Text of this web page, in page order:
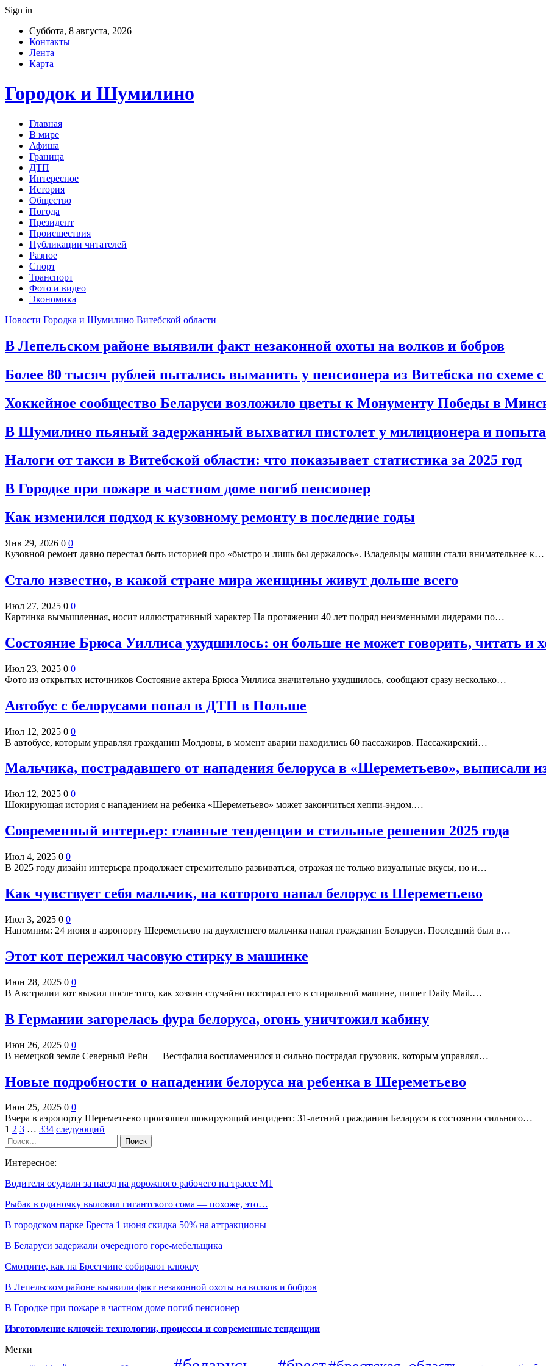
Sign in
Суббота, 8 августа, 2026
Контакты
Лента
Карта
Городок и Шумилино
Главная
В мире
Афиша
Граница
ДТП
Интересное
История
Общество
Погода
Президент
Происшествия
Публикации читателей
Разное
Спорт
Транспорт
Фото и видео
Экономика
Новости Городка и Шумилино Витебской области
В Лепельском районе выявили факт незаконной охоты на волков и бобров
Более 80 тысяч рублей пытались выманить у пенсионера из Витебска по схеме с
Хоккейное сообщество Беларуси возложило цветы к Монументу Победы в
В Шумилино пьяный задержанный выхватил пистолет у милиционера и
Налоги от такси в Витебской области: что показывает статистика за 2025 год
В Городке при пожаре в частном доме погиб пенсионер
Как изменился подход к кузовному ремонту в последние годы
Янв 29, 2026 0 0
Кузовной ремонт давно перестал быть историей про «быстро и лишь бы держалось». Владельцы машин стали внимательнее к…
Стало известно, в какой стране мира женщины живут дольше всего
Июл 27, 2025 0 0
Картинка вымышленная, носит иллюстративный характер На протяжении 40 лет подряд неизменными лидерами по…
Состояние Брюса Уиллиса ухудшилось: он больше не может говорить, читать и
Июл 23, 2025 0 0
Фото из открытых источников Состояние актера Брюса Уиллиса значительно ухудшилось, сообщают сразу несколько…
Автобус с белорусами попал в ДТП в Польше
Июл 12, 2025 0 0
В автобусе, которым управлял гражданин Молдовы, в момент аварии находились 60 пассажиров. Пассажирский…
Мальчика, пострадавшего от нападения белоруса в «Шереметьево», выписали
Июл 12, 2025 0 0
Шокирующая история с нападением на ребенка «Шереметьево» может закончиться хеппи-эндом.…
Современный интерьер: главные тенденции и стильные решения 2025 года
Июл 4, 2025 0 0
В 2025 году дизайн интерьера продолжает стремительно развиваться, отражая не только визуальные вкусы, но и…
Как чувствует себя мальчик, на которого напал белорус в Шереметьево
Июл 3, 2025 0 0
Напомним: 24 июня в аэропорту Шереметьево на двухлетнего мальчика напал гражданин Беларуси. Последний был в…
Этот кот пережил часовую стирку в машинке
Июн 28, 2025 0 0
В Австралии кот выжил после того, как хозяин случайно постирал его в стиральной машине, пишет Daily Mail.…
В Германии загорелась фура белоруса, огонь уничтожил кабину
Июн 26, 2025 0 0
В немецкой земле Северный Рейн — Вестфалия воспламенился и сильно пострадал грузовик, которым управлял…
Новые подробности о нападении белоруса на ребенка в Шереметьево
Июн 25, 2025 0 0
Вчера в аэропорту Шереметьево произошел шокирующий инцидент: 31-летний гражданин Беларуси в состоянии сильного…
1 2 3 … 334 следующий
Интересное:
Водителя осудили за наезд на дорожного рабочего на трассе М1
Рыбак в одиночку выловил гигантского сома — похоже, это…
В городском парке Бреста 1 июня скидка 50% на аттракционы
В Беларуси задержали очередного горе-мебельщика
Смотрите, как на Брестчине собирают клюкву
В Лепельском районе выявили факт незаконной охоты на волков и бобров
В Городке при пожаре в частном доме погиб пенсионер
Изготовление ключей: технологии, процессы и современные тенденции
Метки